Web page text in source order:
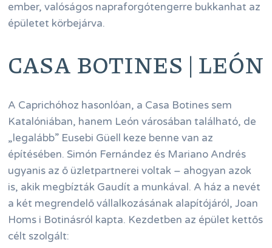
ember, valóságos napraforgótengerre bukkanhat az
épületet körbejárva.
CASA BOTINES | LEÓN
A Caprichóhoz hasonlóan, a Casa Botines sem
Katalóniában, hanem León városában található, de
„legalább” Eusebi Güell keze benne van az
építésében. Simón Fernández és Mariano Andrés
ugyanis az ő üzletpartnerei voltak – ahogyan azok
is, akik megbízták Gaudít a munkával. A ház a nevét
a két megrendelő vállalkozásának alapítójáról, Joan
Homs i Botinásról kapta. Kezdetben az épület kettős
célt szolgált: